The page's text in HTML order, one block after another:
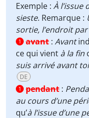
Exemple : À l’issue
sieste. Remarque :
sortie, l’endroit
1 avant : Avant
ce qui vient à la fin
suis arrivé avant
DE
1 pendant :
au cours d’une
qu’à l’issue d’une